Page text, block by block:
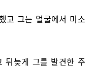
고 그는 얼굴에서 미소
뒤늦게 그를 발견한 주